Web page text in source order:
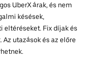
UberX árak, és nem
késések,
eltéréseket. Fix díjak és
utazások és az előre